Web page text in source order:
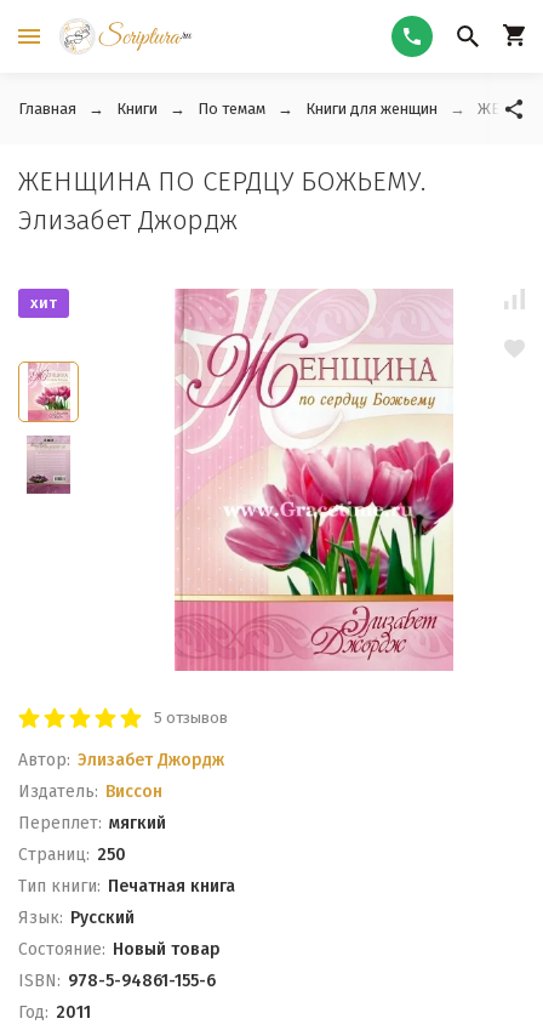
Главная Книги По темам Книги для женщин
ЖЕНЩИНА ПО СЕРДЦУ БОЖЬЕМУ.
Элизабет Джордж
хит
5 отзывов
Автор: Элизабет Джордж
Издатель: Виссон
Переплет: мягкий
Cтраниц: 250
Тип книги: Печатная книга
Язык: Русский
Состояние: Новый товар
ISBN: 978-5-94861-155-6
Год: 2011